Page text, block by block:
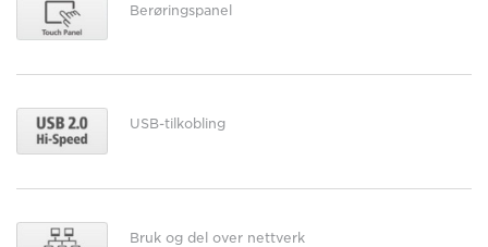
Berøringspanel
USB-tilkobling
Bruk og del over nettverk